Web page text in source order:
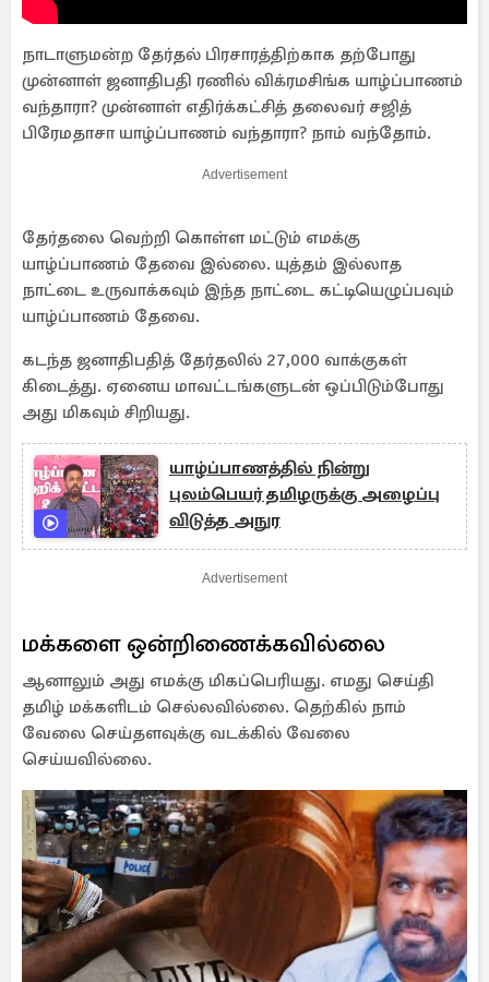
நாடாளுமன்ற தேர்தல் பிரசாரத்திற்காக தற்போது
முன்னாள் ஜனாதிபதி ரணில் விக்ரமசிங்க யாழ்ப்பாணம்
வந்தாரா? முன்னாள் எதிர்க்கட்சித் தலைவர் சஜித்
பிரேமதாசா யாழ்ப்பாணம் வந்தாரா? நாம் வந்தோம்.
Advertisement
தேர்தலை வெற்றி கொள்ள மட்டும் எமக்கு
யாழ்ப்பாணம் தேவை இல்லை. யுத்தம் இல்லாத
நாட்டை உருவாக்கவும் இந்த நாட்டை கட்டியெழுப்பவும்
யாழ்ப்பாணம் தேவை.
கடந்த ஜனாதிபதித் தேர்தலில் 27,000 வாக்குகள்
கிடைத்து. ஏனைய மாவட்டங்களுடன் ஒப்பிடும்போது
அது மிகவும் சிறியது.
யாழ்ப்பாணத்தில் நின்று
புலம்பெயர் தமிழருக்கு அழைப்பு
விடுத்த அநுர
Advertisement
மக்களை ஒன்றிணைக்கவில்லை
ஆனாலும் அது எமக்கு மிகப்பெரியது. எமது செய்தி
தமிழ் மக்களிடம் செல்லவில்லை. தெற்கில் நாம்
வேலை செய்தளவுக்கு வடக்கில் வேலை
செய்யவில்லை.